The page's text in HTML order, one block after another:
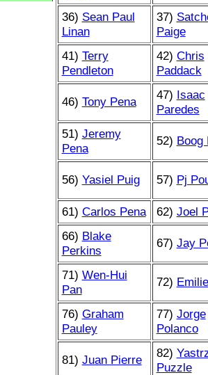
36) Sean Paul
Linan
37)
Paige
41) Terry
Pendleton
42) Chris
Paddack
46) Tony Pena 47) Isaac
Paredes
51) Jeremy
Pena
52) Boog
56) Yasiel Puig 57) Pj
61) Carlos Pena 62) Joel
66) Blake
Perkins
67) Jay
71) Wen-Hui
Pan
72)
76) Graham
Pauley
77) Jorge
Polanco
81) Juan Pierre 82)
Puzzle